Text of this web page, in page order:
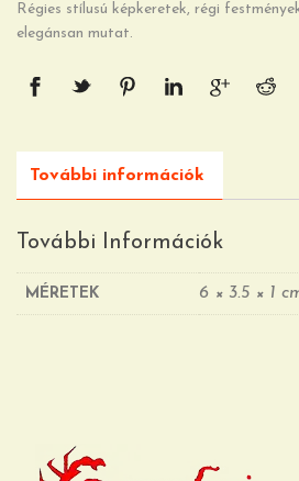
Régies stílusú képkeretek, régi
elegánsan mutat.
További információk
További Információk
MÉRETEK 6 × 3.5 × 1